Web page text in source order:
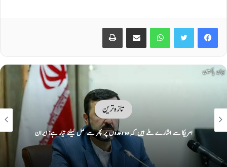
Facebook
Twitter
WhatsApp
Share via Email
Print
تازہ ترین
امریکا سے اشارے ملے ہیں کہ وہ وعدوں پر پھر سے عمل کیلئے تیار ہے: ایران